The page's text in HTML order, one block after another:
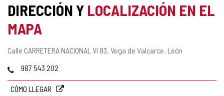
DIRECCIÓN Y LOCALIZACIÓN EN EL
MAPA
Dirección
Calle CARRETERA NACIONAL VI 83. Vega de Valcarce. León
Teléfonos
987 543 202
CÓMO LLEGAR